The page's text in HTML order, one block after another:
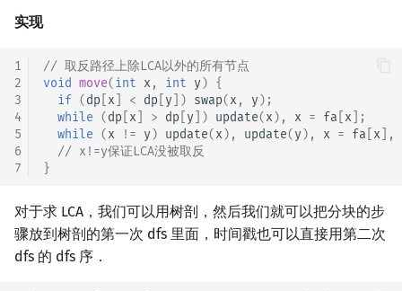
实现
1
2
3
4
5
6
7
// 取反路径上除LCA以外的所有节点
void move(int x, int y) {
if (dp x < dp y ]) swap(x, y);
while (dp x > dp y ]) update(x), x = fa x ];
while (x != y) update(x), update(y), x = fa x ],
// x!=y保证LCA没被取反
}
对于求 LCA，我们可以用树剖，然后我们就可以把分块的步
骤放到树剖的第一次 dfs 里面，时间戳也可以直接用第二次
dfs 的 dfs 序．